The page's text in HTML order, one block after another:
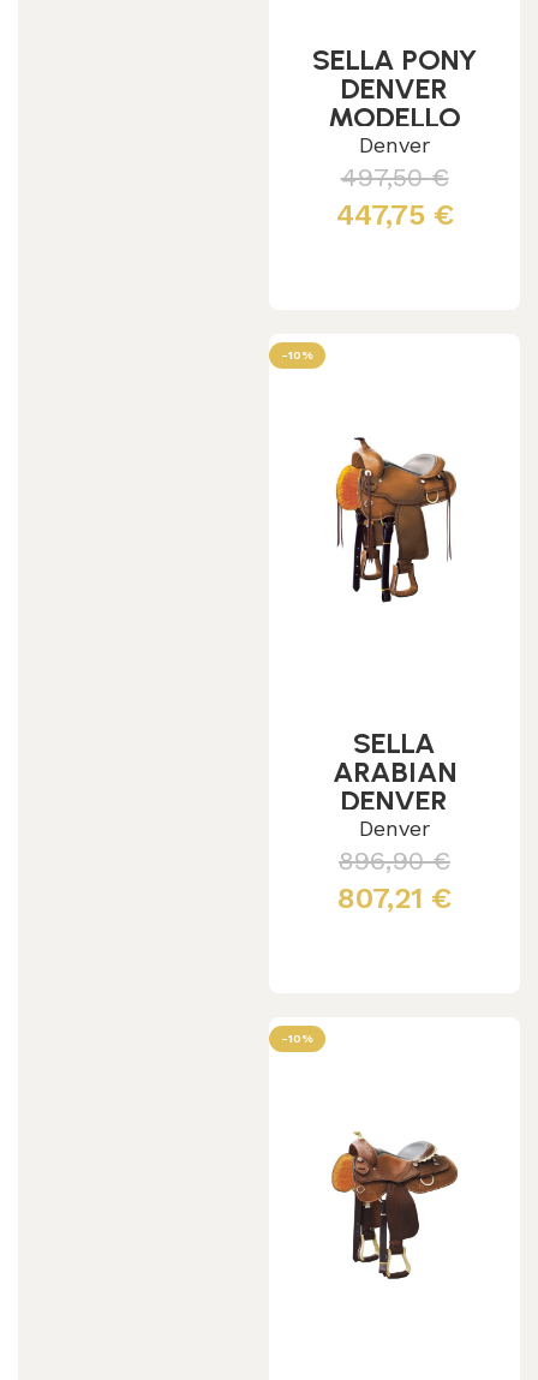
SELLA PONY
DENVER
MODELLO
ELITE
Denver
497,50€
447,75 €
-10%
SELLA
ARABIAN
DENVER
MODELLO
RAWHIDE
SQUARE
Denver
896,90€
807,21 €
-10%